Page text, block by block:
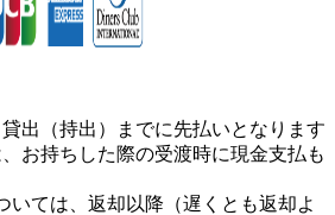
出（持出）までに先払いとなります
、お持ちした際の受渡時に現金支払も
いては、返却以降（遅くとも返却よ